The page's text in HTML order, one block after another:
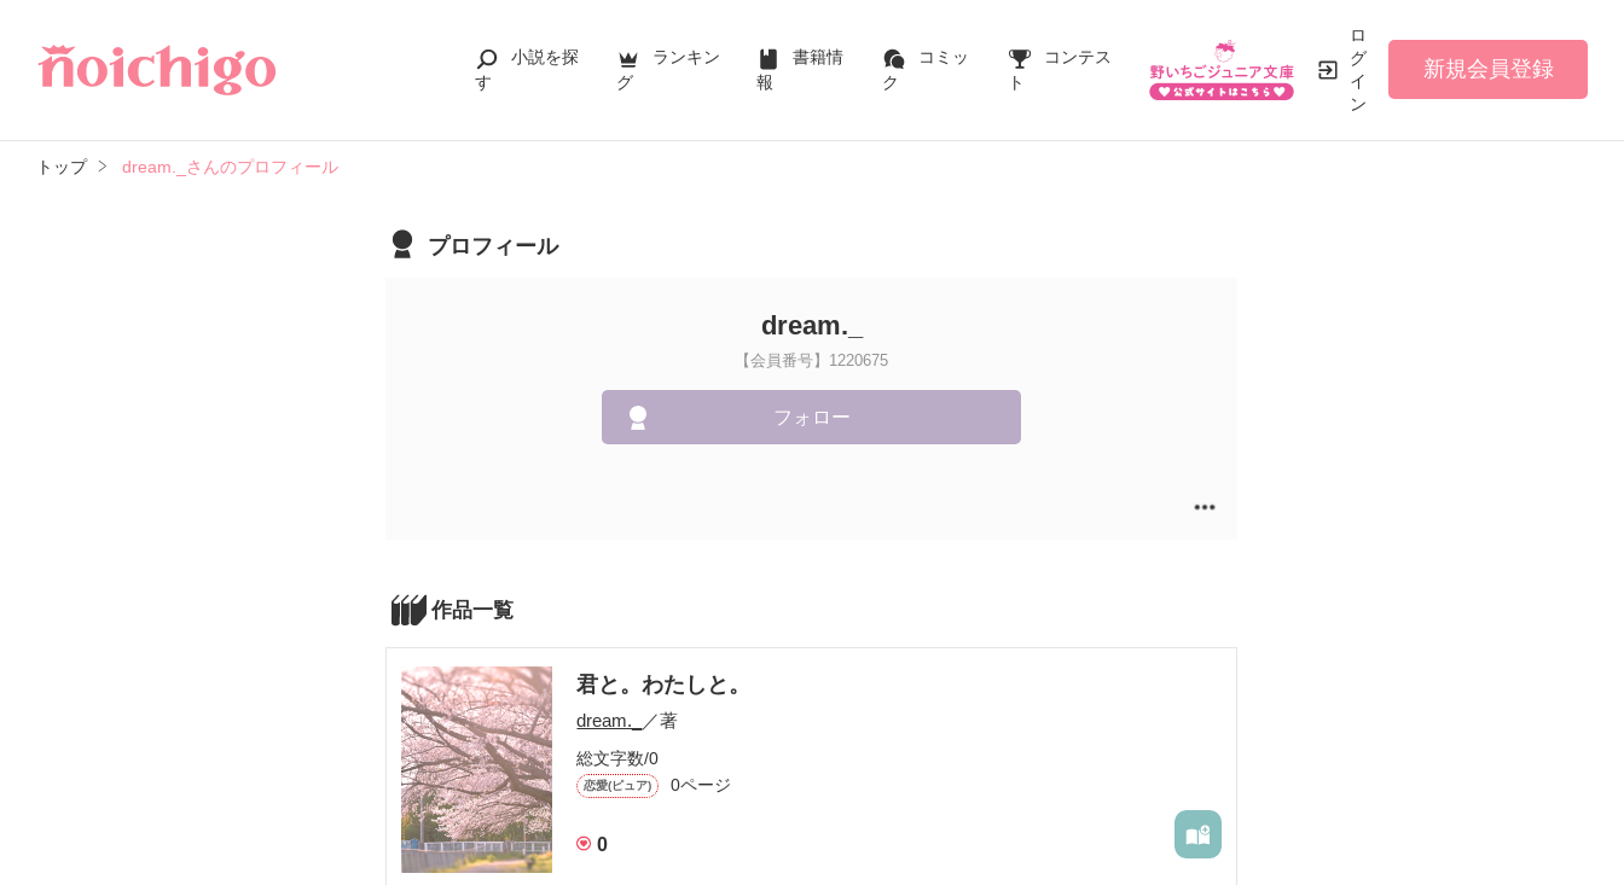
小説を探
す
ランキン
グ
書籍情
報
コミッ
ク
コンテス
ト
ロ
グ
イ
ン
新規会員登録
トップ dream._さんのプロフィール
プロフィール
dream._
【会員番号】1220675
フォロー
作品一覧
君と。わたしと。
dream._ ／著
総文字数/0
恋愛(ピュア) 0ページ
0